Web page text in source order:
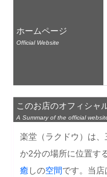
ホームページ
Official Website
このお店のオフィシャ
A Summary of the official
楽堂（ラクドウ）は
か2分の場所に位置する
癒 しの空間です。当